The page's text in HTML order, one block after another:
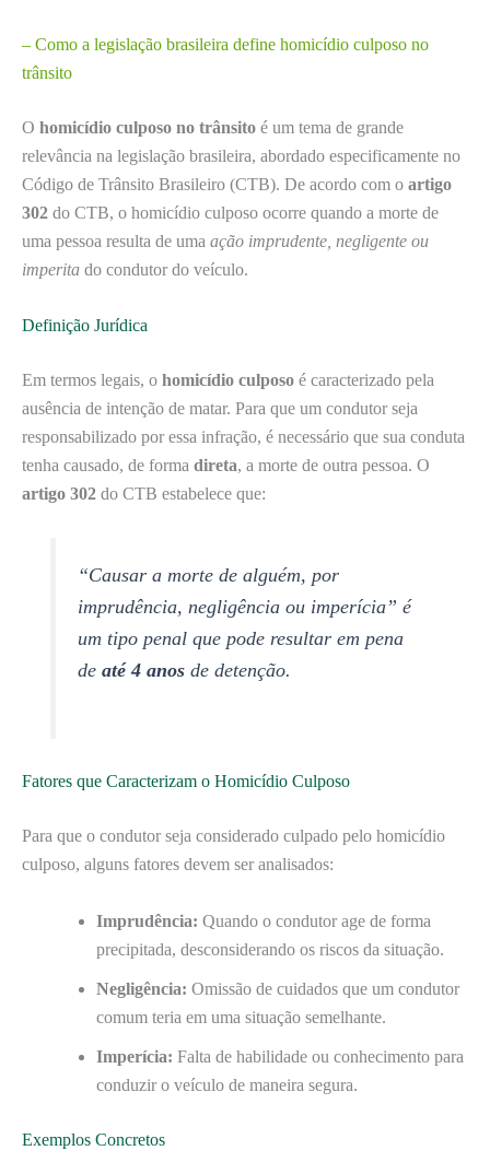
– Como a legislação brasileira define homicídio culposo no
trânsito
O homicídio culposo no trânsito é um tema de grande
relevância na legislação brasileira, abordado especificamente no
Código de Trânsito Brasileiro (CTB). De acordo com o artigo
302 do CTB, o homicídio culposo ocorre quando a morte de
uma pessoa resulta de uma ação imprudente, negligente ou
imperita do condutor do veículo.
Definição Jurídica
Em termos legais, o homicídio culposo é caracterizado pela
ausência de intenção de matar. Para que um condutor seja
responsabilizado por essa infração, é necessário que sua conduta
tenha causado, de forma direta, a morte de outra pessoa. O
artigo 302 do CTB estabelece que:
“Causar a morte de alguém, por
imprudência, negligência ou imperícia” é
um tipo penal que pode resultar em pena
deaté 4 anos de detenção.
Fatores que Caracterizam o Homicídio Culposo
Para que o condutor seja considerado culpado pelo homicídio
culposo, alguns fatores devem ser analisados:
Imprudência: Quando o condutor age de forma
precipitada, desconsiderando os riscos da situação.
Negligência: Omissão de cuidados que um condutor
comum teria em uma situação semelhante.
Imperícia: Falta de habilidade ou conhecimento para
conduzir o veículo de maneira segura.
Exemplos Concretos